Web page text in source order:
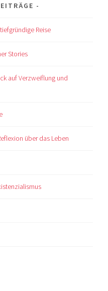
Reise
Stories
auf Verzweiflung und
über das Leben